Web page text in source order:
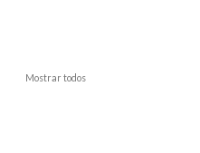
Mostrar todos